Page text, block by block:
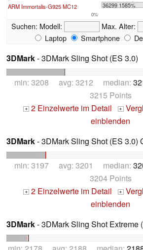
ARM Immortalis-G925 MC12 36299 1585%
0%
Suchen: Modell: Max. Alter:
Laptop
Smartphone
3DMark- 3DMark Sling Shot (ES 3.0)
min: 3208 avg: 3212 median:
3215 Points
+ 2 Einzelwerte im Detail +
einblenden
3DMark- 3DMark Sling Shot (ES 3.0)
min: 3197 avg: 3201 median:
3204 Points
+ 2 Einzelwerte im Detail +
einblenden
3DMark- 3DMark Sling Shot Extreme